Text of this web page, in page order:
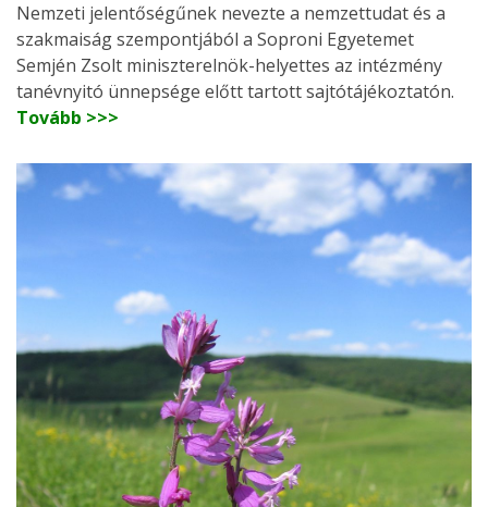
Nemzeti jelentőségűnek nevezte a nemzettudat és a
szakmaiság szempontjából a Soproni Egyetemet
Semjén Zsolt miniszterelnök-helyettes az intézmény
tanévnyitó ünnepsége előtt tartott sajtótájékoztatón.
Tovább >>>